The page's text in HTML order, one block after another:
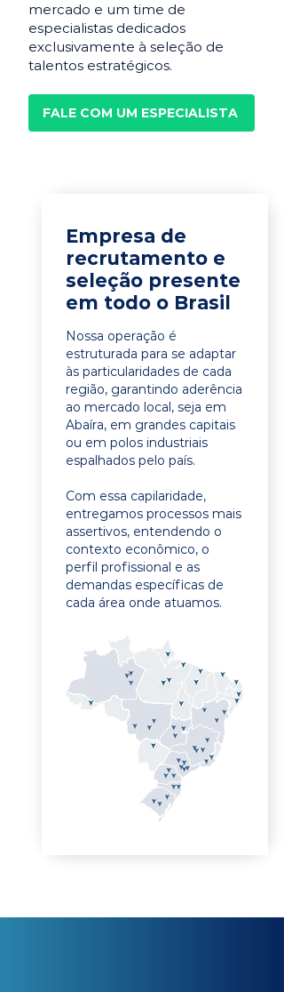
mercado e um time de
especialistas dedicados
exclusivamente à seleção de
talentos estratégicos.
FALE COM UM ESPECIALISTA
Empresa de
recrutamento e
seleção presente
em todo o Brasil
Nossa operação é
estruturada para se adaptar
às particularidades de cada
região, garantindo aderência
ao mercado local, seja em
Abaíra, em grandes capitais
ou em polos industriais
espalhados pelo país.
Com essa capilaridade,
entregamos processos mais
assertivos, entendendo o
contexto econômico, o
perfil profissional e as
demandas específicas de
cada área onde atuamos.